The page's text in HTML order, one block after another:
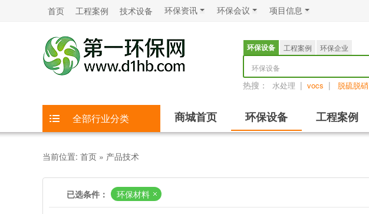
首页 工程案例 技术设备 环保资讯 环保会议 项目信息
环保设备 工程案例
环保企业
环保设备
热搜： 水处理 | vocs | 脱硫脱硝
全部行业分类 商城首页 环保设备 工程案例
当前位置: 首页 » 产品技术
已选条件： 环保材料